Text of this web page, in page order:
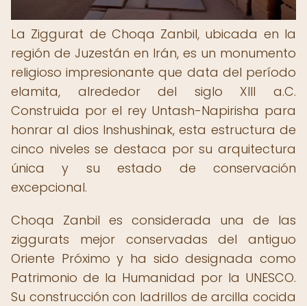
La Ziggurat de Choqa Zanbil, ubicada en la
región de Juzestán en Irán, es un monumento
religioso impresionante que data del período
elamita, alrededor del siglo XIII a.C.
Construida por el rey Untash-Napirisha para
honrar al dios Inshushinak, esta estructura de
cinco niveles se destaca por su arquitectura
única y su estado de conservación
excepcional.
Choqa Zanbil es considerada una de las
ziggurats mejor conservadas del antiguo
Oriente Próximo y ha sido designada como
Patrimonio de la Humanidad por la UNESCO.
Su construcción con ladrillos de arcilla cocida